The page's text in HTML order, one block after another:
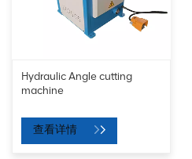
Hydraulic Angle cutting
machine
查看详情